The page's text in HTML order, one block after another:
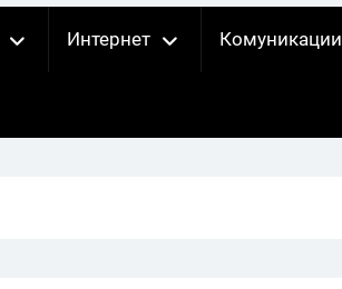
Интернет Комуникации